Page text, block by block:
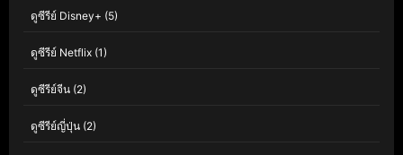
ดูซีรีย์ Disney+ (5)
ดูซีรีย์ Netflix (1)
ดูซีรีย์จีน (2)
ดูซีรีย์ญี่ปุ่น (2)